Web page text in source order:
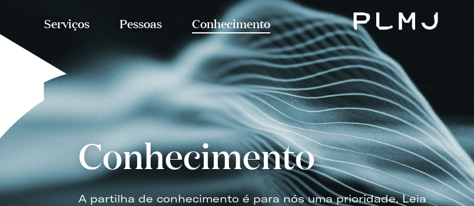
PLMJ
Serviços Pessoas Conhecimento
Conhecimento
A partilha de conhecimento é para nós uma prioridade. Leia